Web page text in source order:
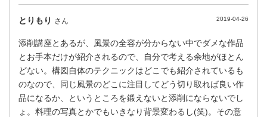
とりもり さん 2019-04-26
添削講座とあるが、風景の全容が分からない中でダメな作品
とお手本だけが紹介されるので、自分で考える余地がほとん
どない。構図自体のテクニックはどこでも紹介されているも
のなので、同じ風景のどこに注目してどう切り取れば良い作
品になるか、というところを鍛えないと添削にならないでし
ょ。料理の写真とかでもいきなり背景変わるし(笑)。その意